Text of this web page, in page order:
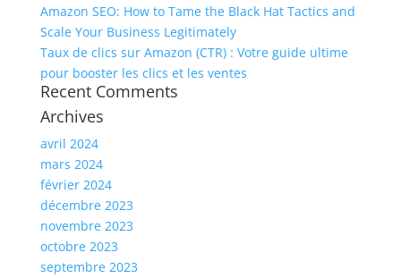
Amazon SEO: How to Tame the Black Hat Tactics and
Scale Your Business Legitimately
Taux de clics sur Amazon (CTR) : Votre guide ultime
pour booster les clics et les ventes
Recent Comments
Archives
avril 2024
mars 2024
février 2024
décembre 2023
novembre 2023
octobre 2023
septembre 2023